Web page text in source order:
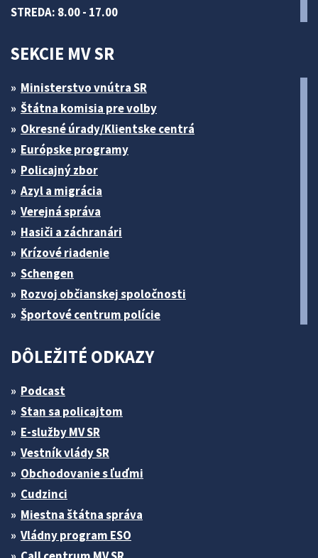
STREDA: 8.00 - 17.00
SEKCIE MV SR
Ministerstvo vnútra SR
Štátna komisia pre volby
Okresné úrady/Klientske centrá
Európske programy
Policajný zbor
Azyl a migrácia
Verejná správa
Hasiči a záchranári
Krízové riadenie
Schengen
Rozvoj občianskej spoločnosti
Športové centrum polície
DÔLEŽITÉ ODKAZY
Podcast
Stan sa policajtom
E-služby MV SR
Vestník vlády SR
Obchodovanie s ľuďmi
Cudzinci
Miestna štátna správa
Vládny program ESO